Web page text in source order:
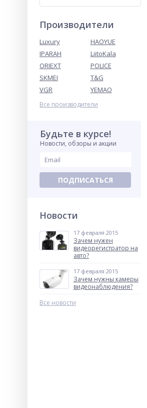
Производители
Luxury
HAOYUE
IPARAH
LiitoKala
ORIEXT
POLICE
SKMEI
T&G
VGR
YEMAO
Все производители
Будьте в курсе!
Новости, обзоры и акции
ПОДПИСАТЬСЯ
Новости
17 февраля 2015
Зачем нужен
видеорегистратор на
авто?
17 февраля 2015
Зачем нужны камеры
видеонаблюдения?
Все новости